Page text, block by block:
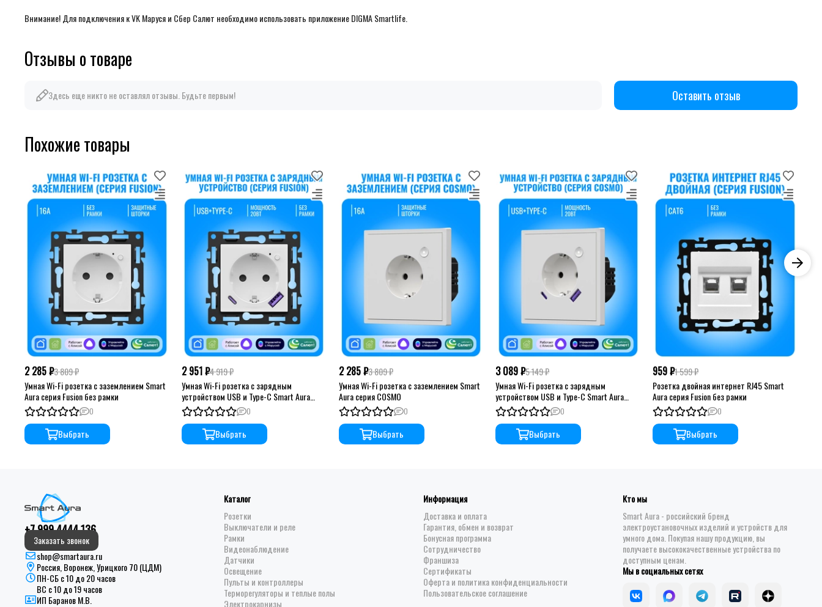
Внимание! Для подключения к VK Маруся и Сбер Салют необходимо использовать приложение DIGMA Smartlife.
Отзывы о товаре
Здесь еще никто не оставлял отзывы. Будьте первым! Оставить отзыв
Похожие товары
2 285 ₽3 809 ₽
Умная Wi-Fi розетка с заземлением Smart
Aura серия Fusion без рамки
0
Выбрать
2 951 ₽4 919 ₽
Умная Wi-Fi розетка с зарядным
устройством USB и Type-C Smart Aura
серия Fusion без рамки
0
Выбрать
2 285 ₽3 809 ₽
Умная Wi-Fi розетка с заземлением Smart
Aura серия COSMO
0
Выбрать
3 089 ₽5 149 ₽
Умная Wi-Fi розетка с зарядным
устройством USB и Type-C Smart Aura
серия COSMO
0
Выбрать
959 ₽1 599 ₽
Розетка двойная интернет RJ45 Smart
Aura серия Fusion без рамки
0
Выбрать
+7 999 4444 136
Заказать звонок
shop@smartaura.ru
Россия, Воронеж, Урицкого 70 (ЦДМ)
ПН-СБ с 10 до 20 часов
ВС с 10 до 19 часов
ИП Баранов М.В.
Каталог
Розетки
Выключатели и реле
Рамки
Видеонаблюдение
Датчики
Освещение
Пульты и контроллеры
Терморегуляторы и теплые полы
Электрокарнизы
Информация
Доставка и оплата
Гарантия, обмен и возврат
Бонусная программа
Сотрудничество
Франшиза
Сертификаты
Оферта и политика конфиденциальности
Пользовательское соглашение
Кто мы
Smart Aura - российский бренд
электроустановочных изделий и устройств для
умного дома. Покупая нашу продукцию, вы
получаете высококачественные устройства по
доступным ценам.
Мы в социальных сетях